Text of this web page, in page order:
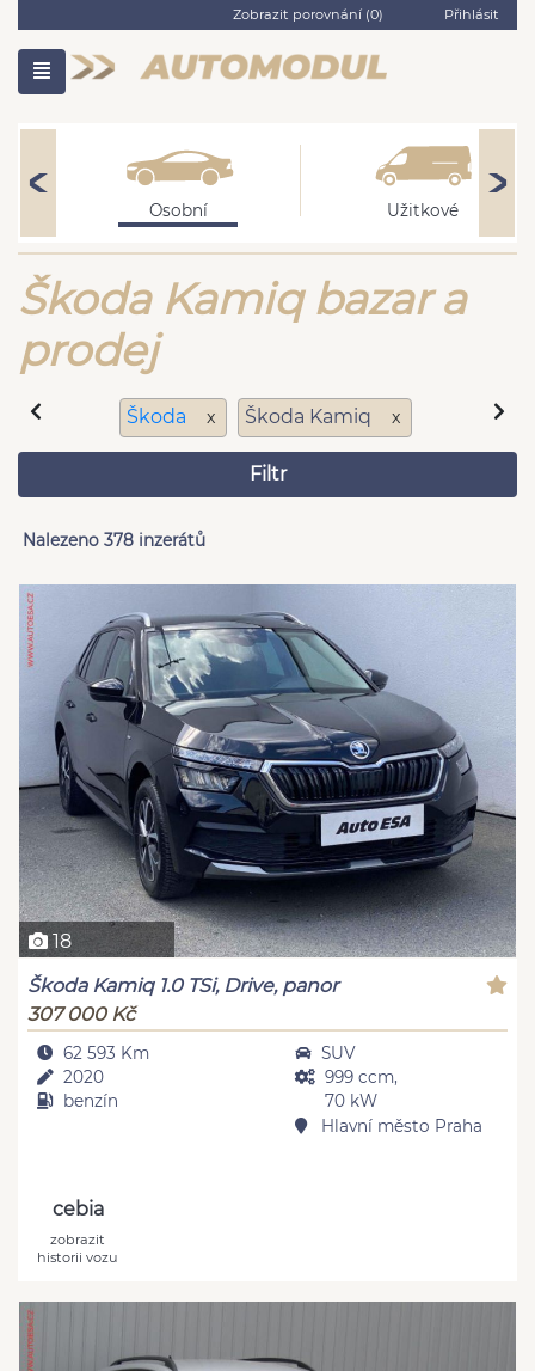
Zobrazit porovnání (0) Přihlásit
Osobní Užitkové
Škoda Kamiq bazar a
prodej
Škoda x Škoda Kamiq x
Filtr
Nalezeno 378 inzerátů
18
Škoda Kamiq 1.0 TSi, Drive, panor
307 000 Kč
62 593 Km
2020
benzín
SUV
999 ccm,
70 kW
Hlavní město Praha
cebia
zobrazit
historii vozu